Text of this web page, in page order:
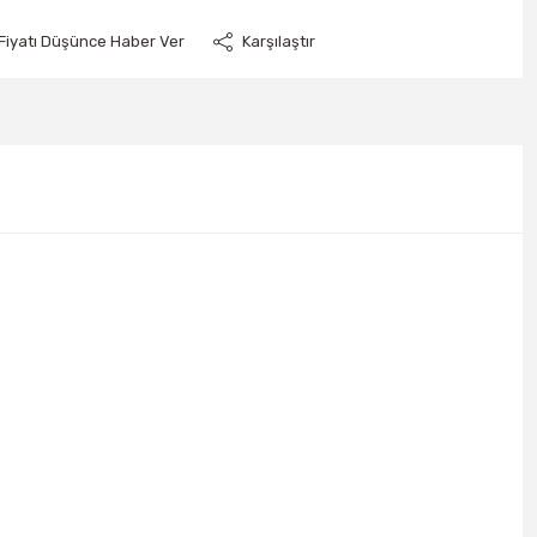
Düşünce Haber Ver Karşılaştır